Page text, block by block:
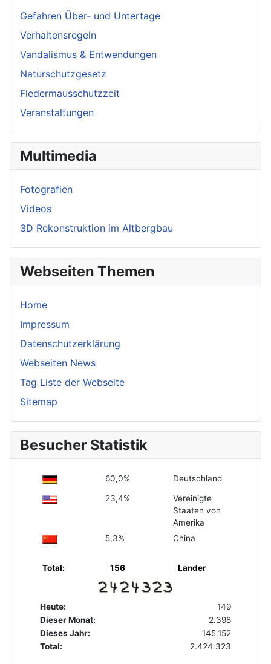
Gefahren Über- und Untertage
Verhaltensregeln
Vandalismus & Entwendungen
Naturschutzgesetz
Fledermausschutzzeit
Veranstaltungen
Multimedia
Fotografien
Videos
3D Rekonstruktion im Altbergbau
Webseiten Themen
Home
Impressum
Datenschutzerklärung
Webseiten News
Tag Liste der Webseite
Sitemap
Besucher Statistik
60,0% Deutschland
23,4%
Vereinigte
Staaten von
Amerika
5,3%
China
Total: 156 Länder
Heute:
149
Dieser Monat:
2.398
Dieses Jahr:
145.152
Total:
2.424.323